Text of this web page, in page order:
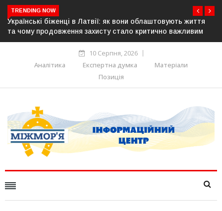
TRENDING NOW
життя
У понад 25 містах Польщі відбудуться акції на
українців: виступлять проти агресії та ненависті
10 Серпня, 2026
Аналітика
Експертна думка
Матеріали
Позиція